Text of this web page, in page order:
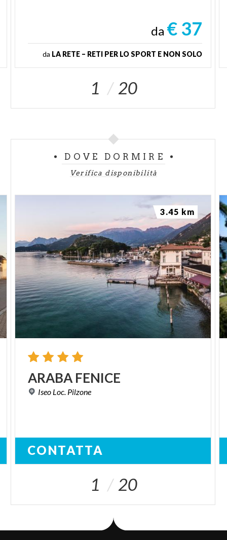
da € 37
da LA RETE – RETI PER LO SPORT E NON SOLO
1 20
DOVE DORMIRE
Verifica disponibilità
ARABA FENICE
Iseo Loc. Pilzone
CONTATTA
3.45 km
1 20